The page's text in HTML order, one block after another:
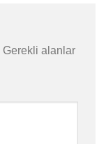
Gerekli alanlar